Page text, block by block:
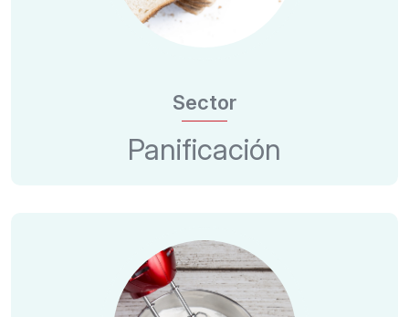
Sector
Panificación